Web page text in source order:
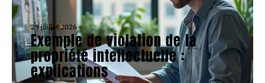
29 juillet 2026
Exemple de violation de la
propriété intellectuelle :
explications